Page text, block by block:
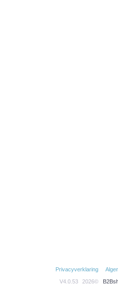
V4.0.53 2026©
Privacyverklaring